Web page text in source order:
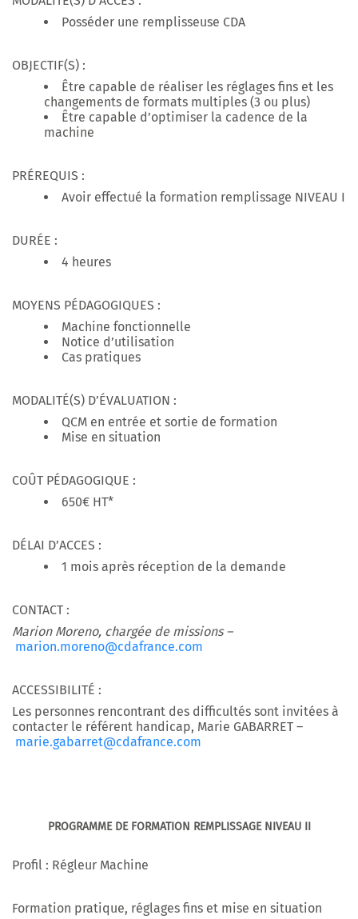
Posséder une remplisseuse CDA
OBJECTIF(S) :
Être capable de réaliser les réglages fins et les
changements de formats multiples (3 ou plus)
Être capable d’optimiser la cadence de la
machine
PRÉREQUIS :
Avoir effectué la formation remplissage NIVEAU I
DURÉE :
4 heures
MOYENS PÉDAGOGIQUES :
Machine fonctionnelle
Notice d’utilisation
Cas pratiques
MODALITÉ(S) D’ÉVALUATION :
QCM en entrée et sortie de formation
Mise en situation
COÛT PÉDAGOGIQUE :
650€ HT*
DÉLAI D’ACCES :
1 mois après réception de la demande
CONTACT :
Marion Moreno, chargée de missions –
marion.moreno@cdafrance.com
ACCESSIBILITÉ :
Les personnes rencontrant des difficultés sont invitées à
contacter le référent handicap, Marie GABARRET –
marie.gabarret@cdafrance.com
PROGRAMME DE FORMATION REMPLISSAGE NIVEAU II
Profil : Régleur Machine
Formation pratique, réglages fins et mise en situation